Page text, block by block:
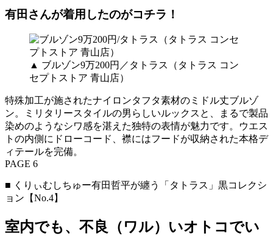
有田さんが着用したのがコチラ！
▲ ブルゾン9万200円／タトラス（タトラス コン
セプトストア 青山店）
特殊加工が施されたナイロンタフタ素材のミドル丈ブルゾ
ン。ミリタリースタイルの男らしいルックスと、まるで製品
染めのようなシワ感を湛えた独特の表情が魅力です。ウエス
トの内側にドローコード、襟にはフードが収納された本格デ
ィテールを完備。
PAGE 6
■ くりぃむしちゅー有田哲平が纏う「タトラス」黒コレクシ
ョン【No.4】
室内でも、不良（ワル）いオトコでい